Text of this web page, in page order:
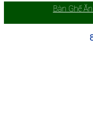
Bàn Ghế